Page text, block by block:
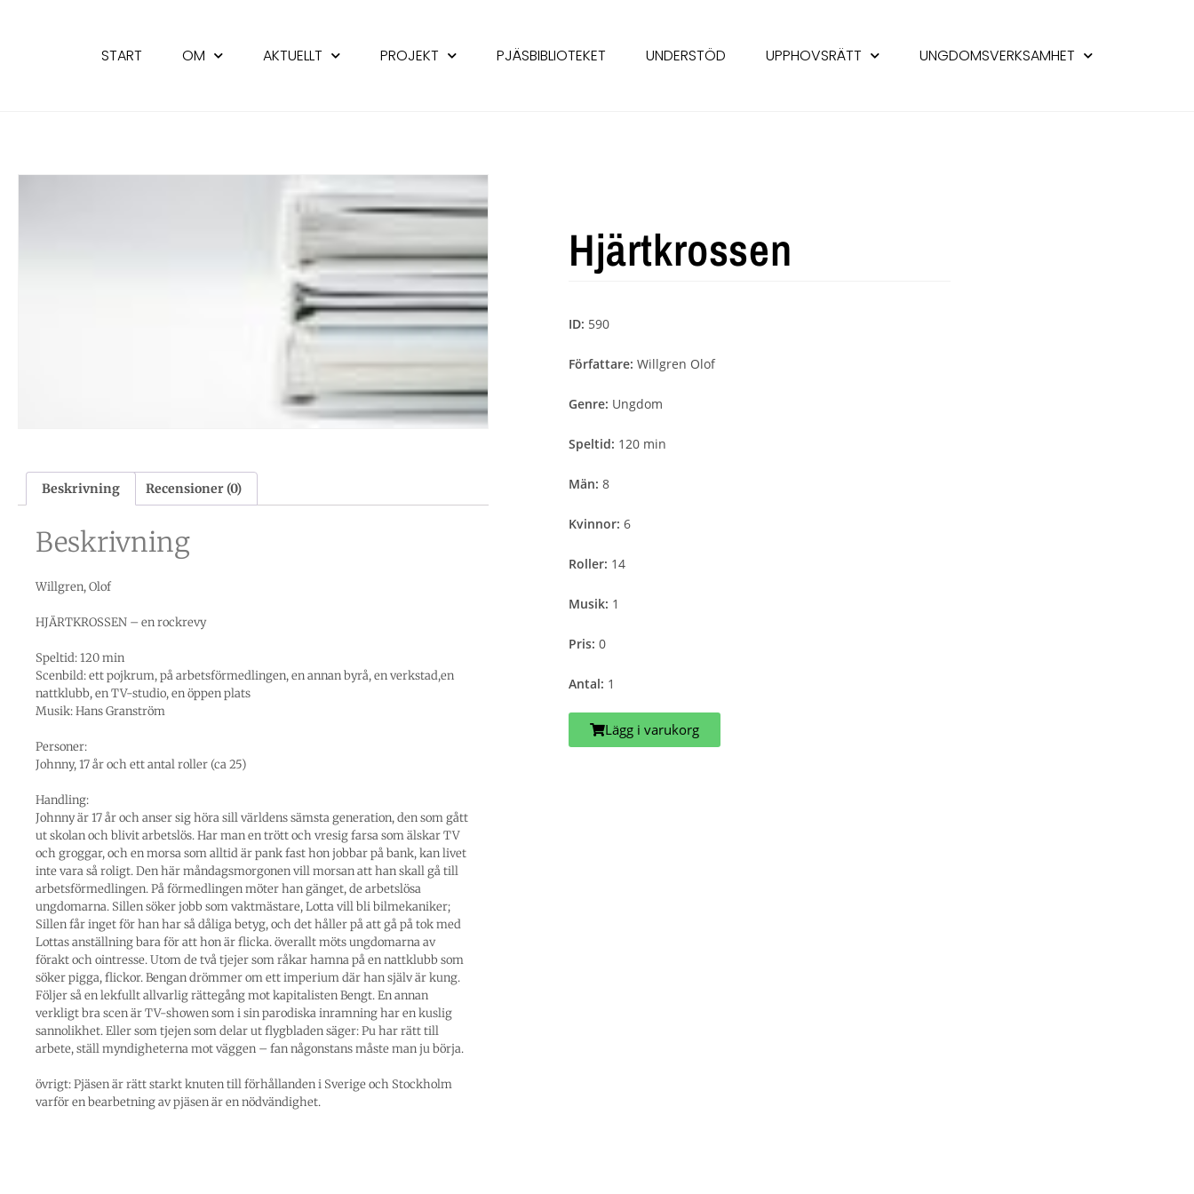
START OM AKTUELLT PROJEKT PJÄSBIBLIOTEKET UNDERSTÖD UPPHOVSRÄTT UNGDOMSVERKSAMHET
Beskrivning Recensioner (0)
Beskrivning
Willgren, Olof
HJÄRTKROSSEN – en rockrevy
Speltid: 120 min
Scenbild: ett pojkrum, på arbetsförmedlingen, en annan byrå, en verkstad,en
nattklubb, en TV-studio, en öppen plats
Musik: Hans Granström
Personer:
Johnny, 17 år och ett antal roller (ca 25)
Handling:
Johnny är 17 år och anser sig höra sill världens sämsta generation, den som gått
ut skolan och blivit arbetslös. Har man en trött och vresig farsa som älskar TV
och groggar, och en morsa som alltid är pank fast hon jobbar på bank, kan livet
inte vara så roligt. Den här måndagsmorgonen vill morsan att han skall gå till
arbetsförmedlingen. På förmedlingen möter han gänget, de arbetslösa
ungdomarna. Sillen söker jobb som vaktmästare, Lotta vill bli bilmekaniker;
Sillen får inget för han har så dåliga betyg, och det håller på att gå på tok med
Lottas anställning bara för att hon är flicka. överallt möts ungdomarna av
förakt och ointresse. Utom de två tjejer som råkar hamna på en nattklubb som
söker pigga, flickor. Bengan drömmer om ett imperium där han själv är kung.
Följer så en lekfullt allvarlig rättegång mot kapitalisten Bengt. En annan
verkligt bra scen är TV-showen som i sin parodiska inramning har en kuslig
sannolikhet. Eller som tjejen som delar ut flygbladen säger: Pu har rätt till
arbete, ställ myndigheterna mot väggen – fan någonstans måste man ju börja.
övrigt: Pjäsen är rätt starkt knuten till förhållanden i Sverige och Stockholm
varför en bearbetning av pjäsen är en nödvändighet.
Hjärtkrossen
ID: 590
Författare: Willgren Olof
Genre: Ungdom
Speltid: 120 min
Män: 8
Kvinnor: 6
Roller: 14
Musik: 1
Pris: 0
Antal: 1
Lägg i varukorg